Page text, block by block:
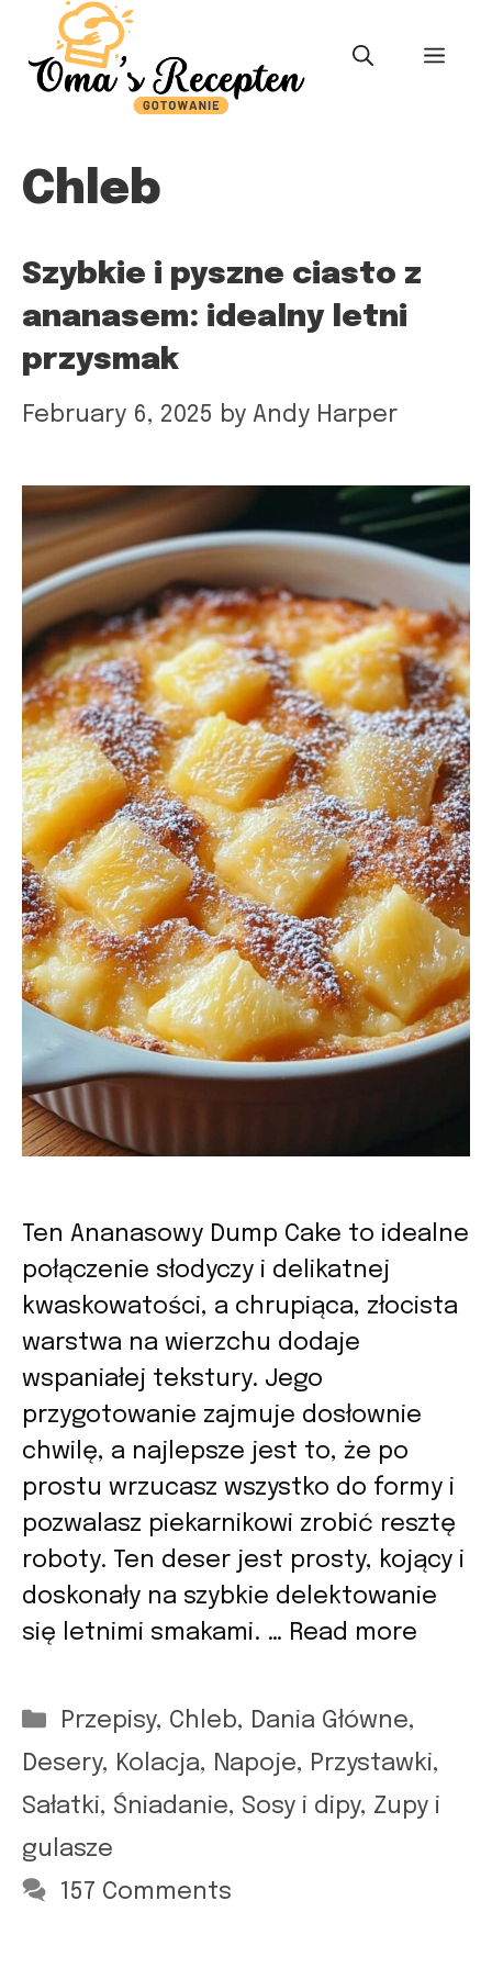
content
Chleb
Szybkie i pyszne ciasto z
ananasem: idealny letni
przysmak
February 6, 2025 by Andy Harper
Ten Ananasowy Dump Cake to idealne
połączenie słodyczy i delikatnej
kwaskowatości, a chrupiąca, złocista
warstwa na wierzchu dodaje
wspaniałej tekstury. Jego
przygotowanie zajmuje dosłownie
chwilę, a najlepsze jest to, że po
prostu wrzucasz wszystko do formy i
pozwalasz piekarnikowi zrobić resztę
roboty. Ten deser jest prosty, kojący i
doskonały na szybkie delektowanie
się letnimi smakami. … Read more
Categories
Przepisy, Chleb, Dania Główne,
Desery, Kolacja, Napoje, Przystawki,
Sałatki, Śniadanie, Sosy i dipy, Zupy i
gulasze
157 Comments